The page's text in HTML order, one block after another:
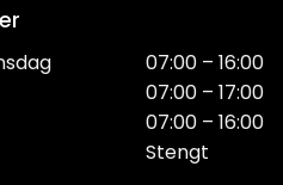
07:00 – 16:00
07:00 – 17:00
07:00 – 16:00
Stengt